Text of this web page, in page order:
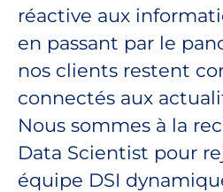
réactive aux
en passant par le
nos clients restent
connectés aux
Nous sommes à la
Data Scientist pour
équipe DSI